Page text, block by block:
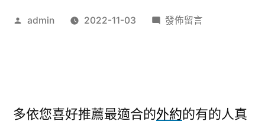
作
admin 2022-11-03
在
薦
發佈留言
多依您喜好推薦最適合的外約的有的人真